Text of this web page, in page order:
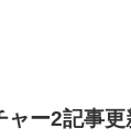
ャー2記事更